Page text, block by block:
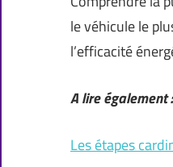
le véhicule le
l’efficacité
A lire également :
Les étapes